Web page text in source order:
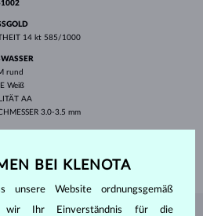
14 kt 585/1000
rund
Weiß
AA
3.0-3.5 mm
BEI KLENOTA
unsere Website ordnungsgemäß
wir Ihr Einverständnis für die